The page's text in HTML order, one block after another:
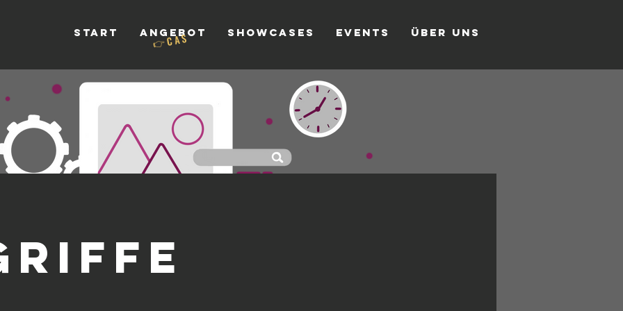
Start Angebot Showcases Events Über uns
👉 C A S